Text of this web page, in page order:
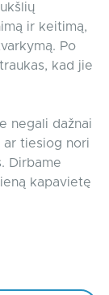
ir keitimą,
Po
kad jie
negali dažnai
ar tiesiog nori
Dirbame
kapavietę